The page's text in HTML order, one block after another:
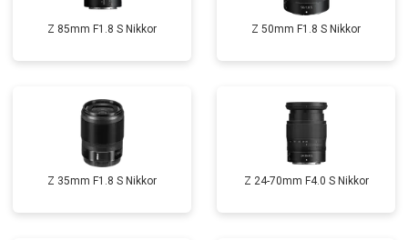
Z 85mm F1.8 S Nikkor Z 50mm F1.8 S Nikkor
Z 35mm F1.8 S Nikkor Z 24-70mm F4.0 S Nikkor